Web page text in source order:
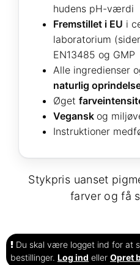
hudens pH-værdi
Fremstillet i EU i
laboratorium
EN13485 og GMP
Alle ingredienser
naturlig
Øget
Vegansk og
Instruktioner
Stykpris uanset
farver og få
Du skal være logget ind for at
bestillinger. Log ind eller Opret